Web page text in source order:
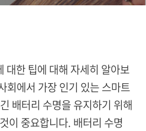
대한 팁에 대해 자세히 알아보
회에서 가장 인기 있는 스마트
배터리 수명을 유지하기 위해
이 중요합니다. 배터리 수명